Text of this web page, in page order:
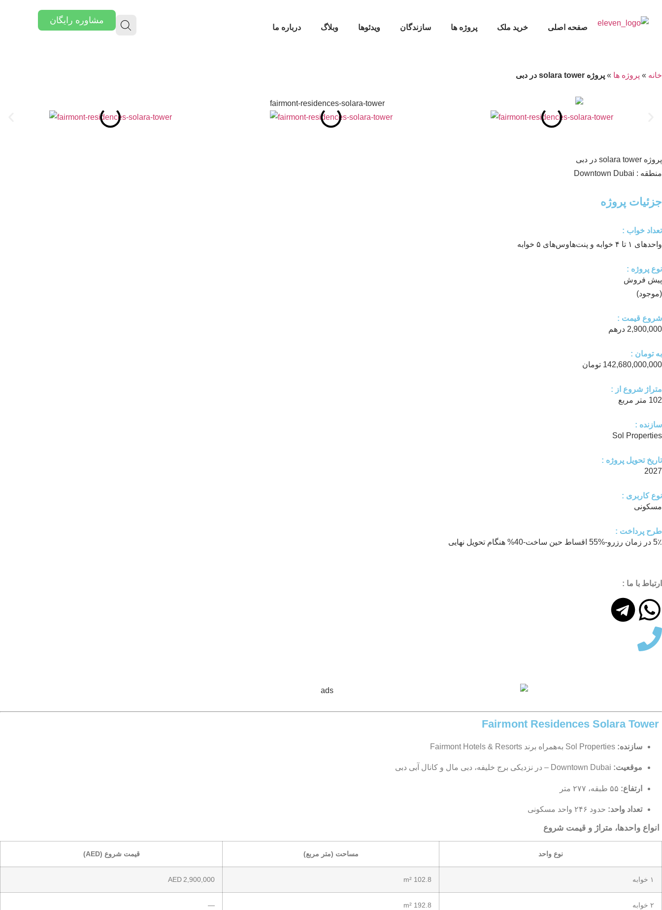
صفحه اصلی خرید ملک پروژه ها سازندگان ویدئوها وبلاگ درباره ما
مشاوره رایگان
خانه » پروژه ها » پروژه solara tower در دبی
پروژه solara tower در دبی
منطقه : Downtown Dubai
جزئیات پروژه
تعداد خواب :
واحدهای ۱ تا ۴ خوابه و پنت‌هاوس‌های ۵ خوابه
نوع پروژه :
پیش فروش
(موجود)
شروع قیمت :
2,900,000 درهم
به تومان :
142,680,000,000 تومان
متراژ شروع از :
102 متر مربع
سازنده :
Sol Properties
تاریخ تحویل پروژه :
2027
نوع کاربری :
مسکونی
طرح پرداخت :
5٪ در زمان رزرو-%55 اقساط حین ساخت-40% هنگام تحویل نهایی
ارتباط با ما :
سازنده:
موقعیت:
ارتفاع:
تعداد واحد: حدود ۲۴۶ واحد مسکونی
انواع واحدها، متراژ و قیمت شروع
نوع واحد مساحت (متر مربع) قیمت شروع (AED)
۱ خوابه 102.8 m²
AED 2,900,000
۲ خوابه 192.8 m²
—